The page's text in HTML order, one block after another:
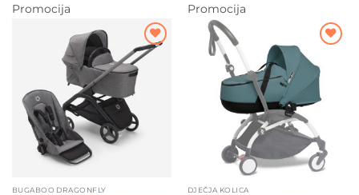
Promocija
Dodajte
na listu
želja
BUGABOO DRAGONFLY
Promocija
na listu
želja
DJEČJA KOLICA